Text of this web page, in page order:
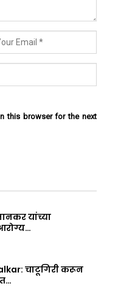
this browser for the next
यांच्या
चाटूगिरी करून